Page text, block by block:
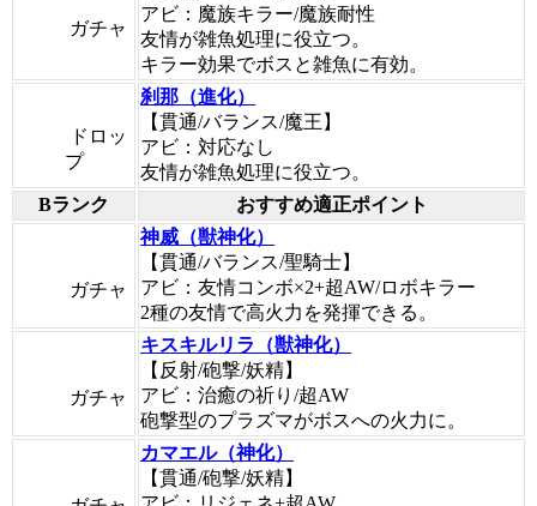
ガチャ
アビ：魔族キラー/魔族耐性
友情が雑魚処理に役立つ。
キラー効果でボスと雑魚に有効。
ドロッ
プ
刹那（進化）
【貫通/バランス/魔王】
アビ：対応なし
友情が雑魚処理に役立つ。
Bランク
おすすめ適正ポイント
ガチャ
神威（獣神化）
【貫通/バランス/聖騎士】
アビ：友情コンボ×2+超AW/ロボキラー
2種の友情で高火力を発揮できる。
ガチャ
キスキルリラ（獣神化）
【反射/砲撃/妖精】
アビ：治癒の祈り/超AW
砲撃型のプラズマがボスへの火力に。
カマエル（神化）
【貫通/砲撃/妖精】